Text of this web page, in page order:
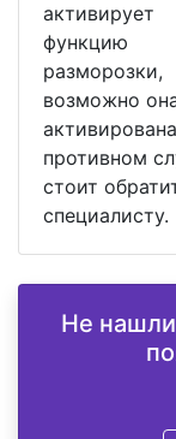
активирует
функцию
разморозки,
возможно
противном
стоит
специалисту.
Не